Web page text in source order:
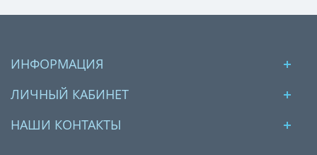
ИНФОРМАЦИЯ
ЛИЧНЫЙ КАБИНЕТ
НАШИ КОНТАКТЫ